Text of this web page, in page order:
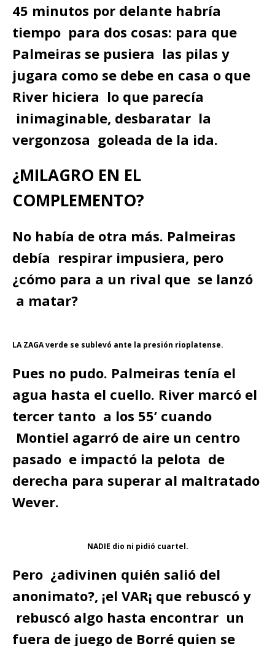
45 minutos por delante habría
tiempo para dos cosas: para que
Palmeiras se pusiera las pilas y
jugara como se debe en casa o que
River hiciera lo que parecía
inimaginable, desbaratar la
vergonzosa goleada de la ida.
¿MILAGRO EN EL
COMPLEMENTO?
No había de otra más. Palmeiras
debía respirar impusiera, pero
¿cómo para a un rival que se lanzó
a matar?
LA ZAGA verde se sublevó ante la presión rioplatense.
Pues no pudo. Palmeiras tenía el
agua hasta el cuello. River marcó el
tercer tanto a los 55’ cuando
Montiel agarró de aire un centro
pasado e impactó la pelota de
derecha para superar al maltratado
Wever.
NADIE dio ni pidió cuartel.
Pero ¿adivinen quién salió del
anonimato?, ¡el VAR¡ que rebuscó y
rebuscó algo hasta encontrar un
fuera de juego de Borré quien se